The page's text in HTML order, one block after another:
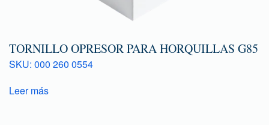
TORNILLO OPRESOR PARA HORQUILLAS G85
SKU: 000 260 0554
Leer más